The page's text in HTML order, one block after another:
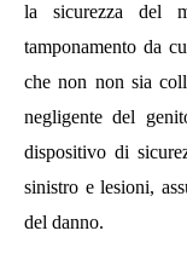
la sicurezza del
tamponamento da
che non non sia
negligente del
dispositivo di
sinistro e lesioni,
del danno.